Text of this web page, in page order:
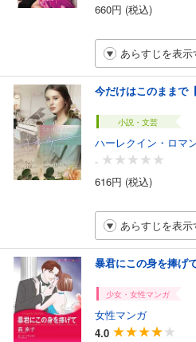
660円 (税込)
あらすじを表示
今だけはこのままで
小説・文芸
ハーレクイン・ロマ
-
616円 (税込)
あらすじを表示
暴君にこの身を捧げ
少女・女性マンガ
女性マンガ
4.0